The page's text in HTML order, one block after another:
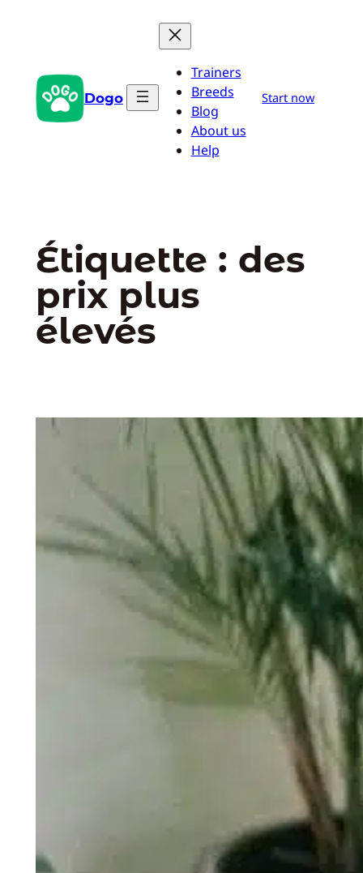
Dogo
Trainers
Breeds
Blog
About us
Help
Start now
Étiquette : des
prix plus
élevés